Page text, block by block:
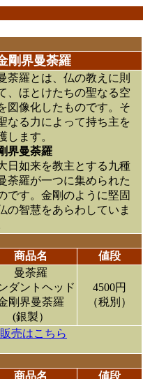
剛界曼荼羅
荼羅とは、仏の教えに則
、ほとけたちの聖なる空
図像化したものです。そ
なる力によって持ち主を
します。
界曼荼羅
日如来を教主とする九種
荼羅が一つに集められた
です。金剛のように堅固
の智慧をあらわしていま
商品名 値段
曼荼羅
ダントヘッド
剛界曼荼羅
(銀製）
4500円
（税別）
販売はこちら
商品名 値段